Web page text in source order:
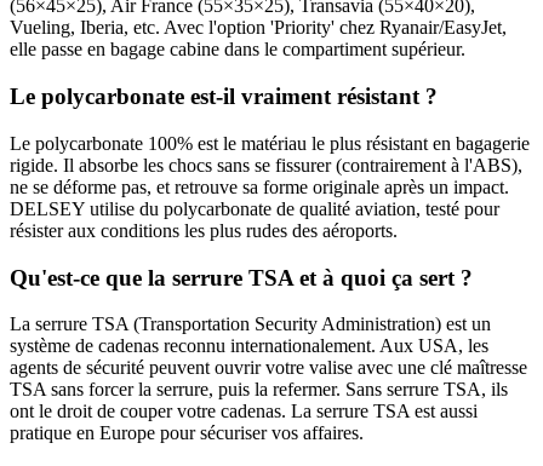
(56×45×25), Air France (55×35×25), Transavia (55×40×20),
Vueling, Iberia, etc. Avec l'option 'Priority' chez Ryanair/EasyJet,
elle passe en bagage cabine dans le compartiment supérieur.
Le polycarbonate est-il vraiment résistant ?
Le polycarbonate 100% est le matériau le plus résistant en bagagerie
rigide. Il absorbe les chocs sans se fissurer (contrairement à l'ABS),
ne se déforme pas, et retrouve sa forme originale après un impact.
DELSEY utilise du polycarbonate de qualité aviation, testé pour
résister aux conditions les plus rudes des aéroports.
Qu'est-ce que la serrure TSA et à quoi ça sert ?
La serrure TSA (Transportation Security Administration) est un
système de cadenas reconnu internationalement. Aux USA, les
agents de sécurité peuvent ouvrir votre valise avec une clé maîtresse
TSA sans forcer la serrure, puis la refermer. Sans serrure TSA, ils
ont le droit de couper votre cadenas. La serrure TSA est aussi
pratique en Europe pour sécuriser vos affaires.